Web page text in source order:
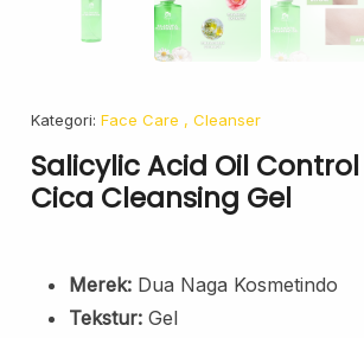
Skincare Cream
Makeup Remover
Face Mask
Clay Mask
Face Off Mask
Kategori: Face Care , Cleanser
Salicylic Acid Oil
Cica Cleansing Gel
Merek: Dua Naga Kosmetindo
Tekstur: Gel